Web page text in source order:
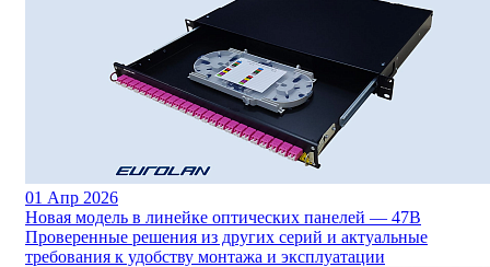
01 Апр 2026
Новая модель в линейке оптических панелей — 47B
Проверенные решения из других серий и актуальные
требования к удобству монтажа и эксплуатации